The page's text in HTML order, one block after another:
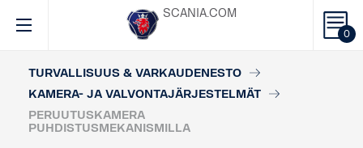
0
SCANIA.COM
TURVALLISUUS & VARKAUDENESTO
KAMERA- JA VALVONTAJÄRJESTELMÄT
PERUUTUSKAMERA
PUHDISTUSMEKANISMILLA